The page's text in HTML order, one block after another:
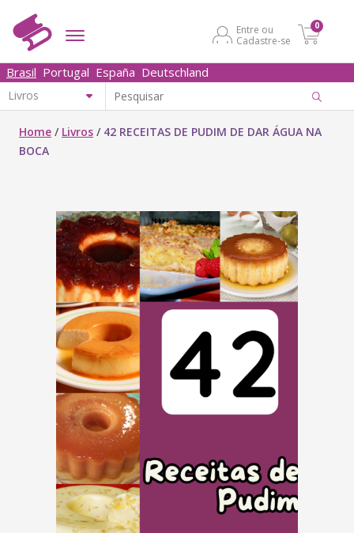
Entre ou
Cadastre-se
0
Brasil Portugal España Deutschland
Home / Livros / 42 RECEITAS DE PUDIM DE DAR ÁGUA NA
BOCA